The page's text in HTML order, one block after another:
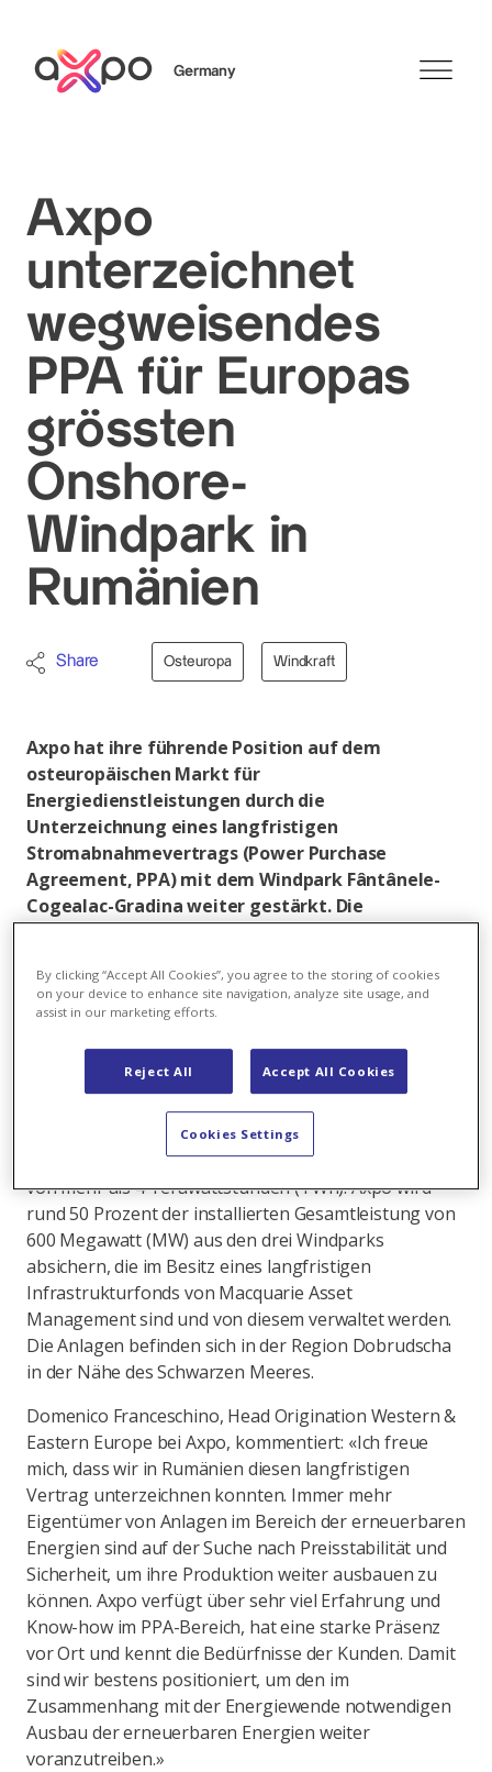
Germany
Axpo Group
Axpo
unterzeichnet
wegweisendes
PPA für Europas
grössten
Onshore-
Windpark in
Rumänien
Share Osteuropa Windkraft
Axpo hat ihre führende Position auf dem
osteuropäischen Markt für
Energiedienstleistungen durch die
Unterzeichnung eines langfristigen
Stromabnahmevertrags (Power Purchase
Agreement, PPA) mit dem Windpark Fântânele-
Cogealac-Gradina weiter gestärkt. Die
Windkraftanlagen im Besitz des
Energieportfolios von Macquarie Asset
Management in Rumänien und bilden zusammen
Windpark Europas.
Der 7-Jahres-Vertrag mit dem Onshore-Windpark ist
das bisher grösste PPA, das Axpo in der Region
abgeschlossen hat, und umfasst eine Strommenge
von mehr als 4 Terawattstunden (TWh). Axpo wird
rund 50 Prozent der installierten Gesamtleistung von
600 Megawatt (MW) aus den drei Windparks
absichern, die im Besitz eines langfristigen
Infrastrukturfonds von Macquarie Asset
Management sind und von diesem verwaltet werden.
Die Anlagen befinden sich in der Region Dobrudscha
in der Nähe des Schwarzen Meeres.
Domenico Franceschino, Head Origination Western &
Eastern Europe bei Axpo, kommentiert: «Ich freue
mich, dass wir in Rumänien diesen langfristigen
Vertrag unterzeichnen konnten. Immer mehr
Eigentümer von Anlagen im Bereich der erneuerbaren
Energien sind auf der Suche nach Preisstabilität und
Sicherheit, um ihre Produktion weiter ausbauen zu
können. Axpo verfügt über sehr viel Erfahrung und
Know-how im PPA-Bereich, hat eine starke Präsenz
vor Ort und kennt die Bedürfnisse der Kunden. Damit
sind wir bestens positioniert, um den im
Zusammenhang mit der Energiewende notwendigen
Ausbau der erneuerbaren Energien weiter
voranzutreiben.»
By clicking “Accept All Cookies”, you agree to the storing of cookies
on your device to enhance site navigation, analyze site usage, and
assist in our marketing efforts.
Reject All Accept All Cookies
Cookies Settings